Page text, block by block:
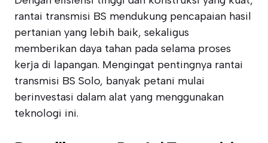
rantai transmisi BS mendukung pencapaian hasil
pertanian yang lebih baik, sekaligus
memberikan daya tahan pada selama proses
kerja di lapangan. Mengingat pentingnya rantai
transmisi BS Solo, banyak petani mulai
berinvestasi dalam alat yang menggunakan
teknologi ini.